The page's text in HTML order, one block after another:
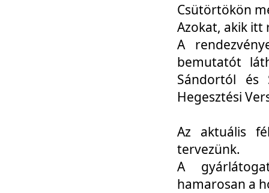
Csütörtökön
Azokat, akik itt
A
bemutatót
Sándortól és
Hegesztési
Az aktuális
tervezünk.
A
hamarosan a